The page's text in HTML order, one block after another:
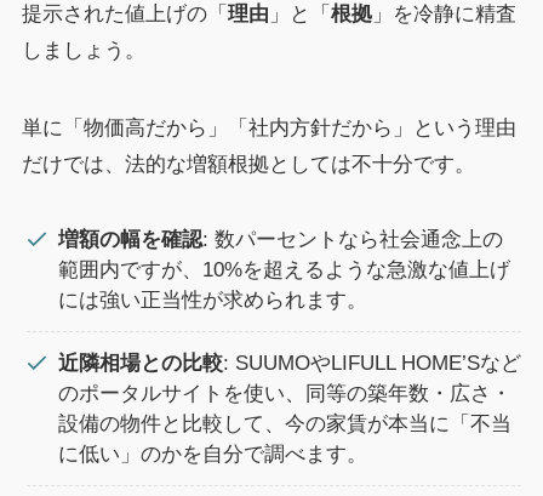
提示された値上げの「 理由 」と「 根拠」を冷静に精査
しましょう。
単に「物価高だから」「社内方針だから」という理由
だけでは、法的な増額根拠としては不十分です。
増額の幅を確認: 数パーセントなら社会通念上の
範囲内ですが、10%を超えるような急激な値上げ
には強い正当性が求められます。
近隣相場との比較: SUUMOやLIFULL HOME’Sなど
のポータルサイトを使い、同等の築年数・広さ・
設備の物件と比較して、今の家賃が本当に「不当
に低い」のかを自分で調べます。